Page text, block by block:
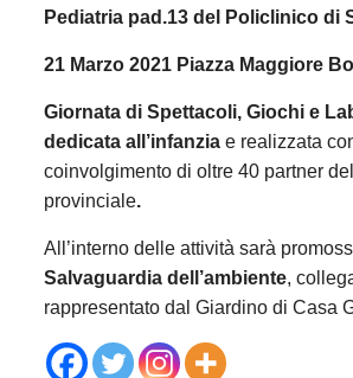
Pediatria pad.13 del Policlinico di
21 Marzo 2021 Piazza Maggiore
Giornata di Spettacoli, Giochi e
dedicata all’infanzia e realizzata
coinvolgimento di oltre 40 partner
provinciale.
All’interno delle attività sarà
Salvaguardia dell’ambiente,
rappresentato dal Giardino di Casa